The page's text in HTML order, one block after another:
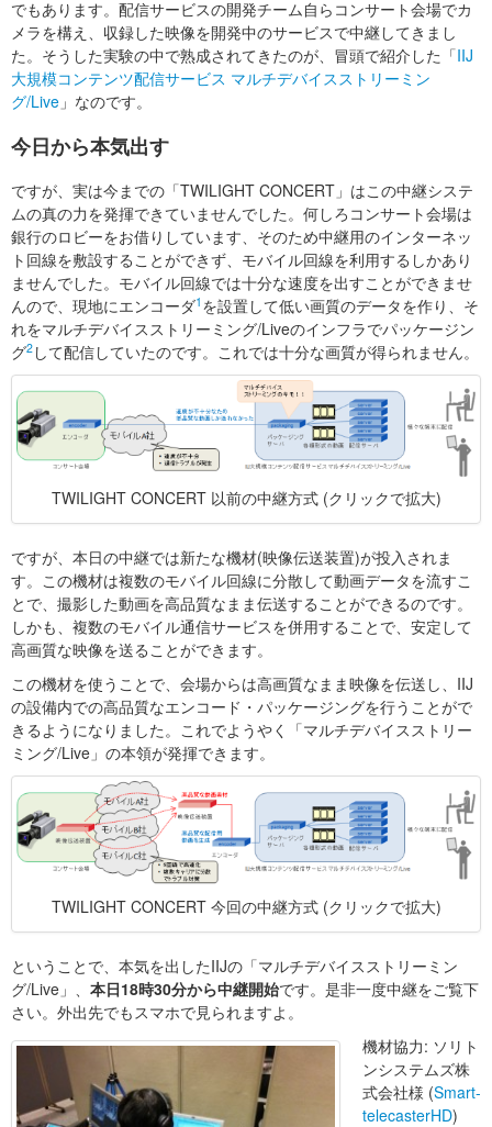
でもあります。配信サービスの開発チーム自らコンサート会場でカ
メラを構え、収録した映像を開発中のサービスで中継してきまし
た。そうした実験の中で熟成されてきたのが、冒頭で紹介した「IIJ
大規模コンテンツ配信サービス マルチデバイスストリーミン
グ/Live 」なのです。
今日から本気出す
ですが、実は今までの「TWILIGHT CONCERT」はこの中継システ
ムの真の力を発揮できていませんでした。何しろコンサート会場は
銀行のロビーをお借りしています、そのため中継用のインターネッ
ト回線を敷設することができず、モバイル回線を利用するしかあり
ませんでした。モバイル回線では十分な速度を出すことができませ
んので、現地にエンコーダ1 を設置して低い画質のデータを作り、そ
れをマルチデバイスストリーミング/Liveのインフラでパッケージン
グ2 して配信していたのです。これでは十分な画質が得られません。
TWILIGHT CONCERT 以前の中継方式 (クリックで拡大)
ですが、本日の中継では新たな機材(映像伝送装置)が投入されま
す。この機材は複数のモバイル回線に分散して動画データを流すこ
とで、撮影した動画を高品質なまま伝送することができるのです。
しかも、複数のモバイル通信サービスを併用することで、安定して
高画質な映像を送ることができます。
この機材を使うことで、会場からは高画質なまま映像を伝送し、IIJ
の設備内での高品質なエンコード・パッケージングを行うことがで
きるようになりました。これでようやく「マルチデバイスストリー
ミング/Live」の本領が発揮できます。
TWILIGHT CONCERT 今回の中継方式 (クリックで拡大)
ということで、本気を出したIIJの「マルチデバイスストリーミン
グ/Live」、 本日18時30分から中継開始です。是非一度中継をご覧下
さい。外出先でもスマホで見られますよ。
機材協力: ソリト
ンシステムズ株
式会社様 (Smart-
telecasterHD)